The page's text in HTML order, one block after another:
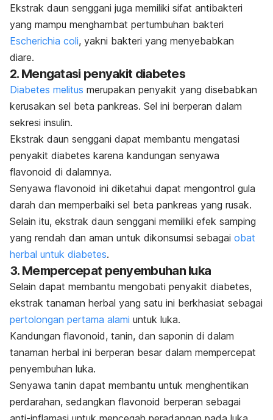
Ekstrak daun senggani juga memiliki sifat antibakteri
yang mampu menghambat pertumbuhan bakteri
Escherichia coli, yakni bakteri yang menyebabkan
diare.
2. Mengatasi penyakit diabetes
Diabetes melitus merupakan penyakit yang disebabkan
kerusakan sel beta pankreas. Sel ini berperan dalam
sekresi insulin.
Ekstrak daun senggani dapat membantu mengatasi
penyakit diabetes karena kandungan senyawa
flavonoid di dalamnya.
Senyawa flavonoid ini diketahui dapat mengontrol gula
darah dan memperbaiki sel beta pankreas yang rusak.
Selain itu, ekstrak daun senggani memiliki efek samping
yang rendah dan aman untuk dikonsumsi sebagai obat
herbal untuk diabetes.
3. Mempercepat penyembuhan luka
Selain dapat membantu mengobati penyakit diabetes,
ekstrak tanaman herbal yang satu ini berkhasiat sebagai
pertolongan pertama alami untuk luka.
Kandungan flavonoid, tanin, dan saponin di dalam
tanaman herbal ini berperan besar dalam mempercepat
penyembuhan luka.
Senyawa tanin dapat membantu untuk menghentikan
perdarahan, sedangkan flavonoid berperan sebagai